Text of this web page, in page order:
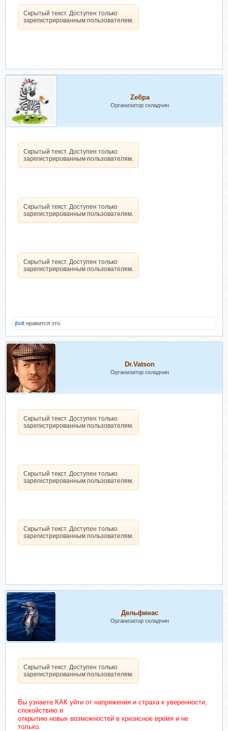
Скрытый текст. Доступен только
зарегистрированным пользователям.
Zебра
Организатор складчин
Скрытый текст. Доступен только
зарегистрированным пользователям.
Скрытый текст. Доступен только
зарегистрированным пользователям.
Скрытый текст. Доступен только
зарегистрированным пользователям.
jbolt нравится это.
Dr.Vatson
Организатор складчин
Скрытый текст. Доступен только
зарегистрированным пользователям.
Скрытый текст. Доступен только
зарегистрированным пользователям.
Скрытый текст. Доступен только
зарегистрированным пользователям.
Дельфинас
Организатор складчин
Скрытый текст. Доступен только
зарегистрированным пользователям.
Вы узнаете КАК уйти от напряжения и страха к уверенности,
спокойствию и
открытию новых возможностей в кризисное время и не
только.